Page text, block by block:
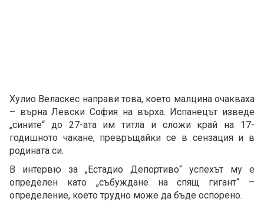
Хулио Веласкес направи това, което малцина очакваха
– върна Левски София на върха. Испанецът изведе
„сините“ до 27-ата им титла и сложи край на 17-
годишното чакане, превръщайки се в сензация и в
родината си.
В интервю за „Естадио Депортиво“ успехът му е
определен като „събуждане на спящ гигант“ –
определение, което трудно може да бъде оспорено.